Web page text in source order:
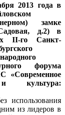
2013 года в
замке
д.2) в
II-го Санкт-
форума
«Современное
и культура:
использования
из лидеров в